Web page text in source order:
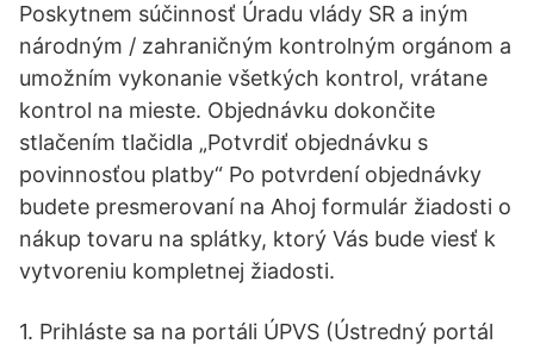
Poskytnem súčinnosť Úradu vlády SR a iným
národným / zahraničným kontrolným orgánom a
umožním vykonanie všetkých kontrol, vrátane
kontrol na mieste. Objednávku dokončite
stlačením tlačidla „Potvrdiť objednávku s
povinnosťou platby“ Po potvrdení objednávky
budete presmerovaní na Ahoj formulár žiadosti o
nákup tovaru na splátky, ktorý Vás bude viesť k
vytvoreniu kompletnej žiadosti.
1. Prihláste sa na portáli ÚPVS (Ústredný portál